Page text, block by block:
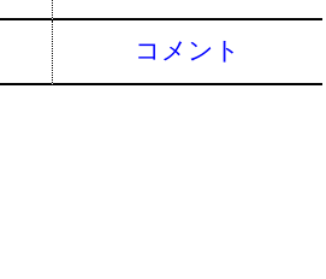
コメント